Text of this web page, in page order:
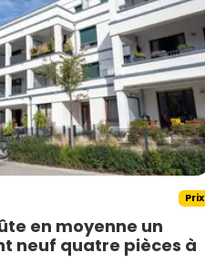
Prix
en moyenne un
neuf quatre pièces à